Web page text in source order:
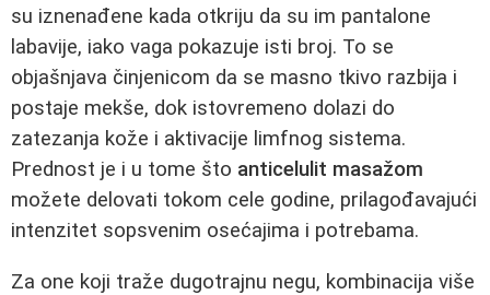
su iznenađene kada otkriju da su im pantalone
labavije, iako vaga pokazuje isti broj. To se
objašnjava činjenicom da se masno tkivo razbija i
postaje mekše, dok istovremeno dolazi do
zatezanja kože i aktivacije limfnog sistema.
Prednost je i u tome što anticelulit masažom
možete delovati tokom cele godine, prilagođavajući
intenzitet sopsvenim osećajima i potrebama.
Za one koji traže dugotrajnu negu, kombinacija više